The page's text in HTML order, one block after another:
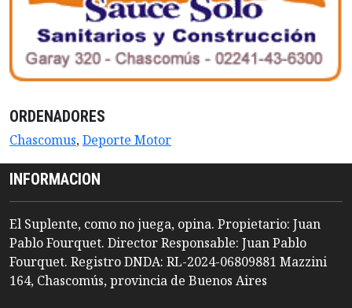
ORDENADORES
Chascomus,Deporte Motor
INFORMACION
El Suplente, como no juega, opina. Propietario: Juan
Pablo Fourquet. Director Responsable: Juan Pablo
Fourquet. Registro DNDA: RL-2024-06809881 Mazzini
164, Chascomús, provincia de Buenos Aires